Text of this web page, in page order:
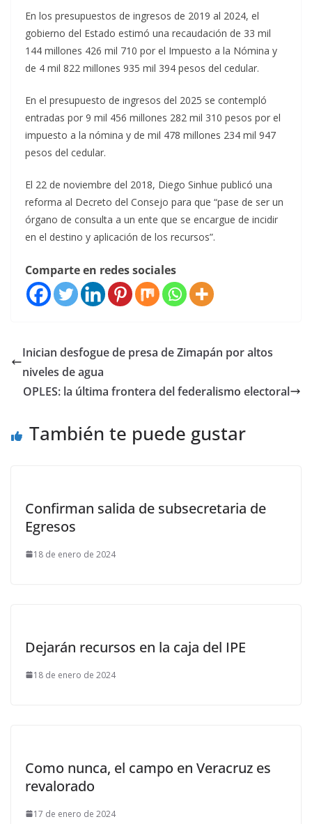
En los presupuestos de ingresos de 2019 al 2024, el
gobierno del Estado estimó una recaudación de 33 mil
144 millones 426 mil 710 por el Impuesto a la Nómina y
de 4 mil 822 millones 935 mil 394 pesos del cedular.
En el presupuesto de ingresos del 2025 se contempló
entradas por 9 mil 456 millones 282 mil 310 pesos por el
impuesto a la nómina y de mil 478 millones 234 mil 947
pesos del cedular.
El 22 de noviembre del 2018, Diego Sinhue publicó una
reforma al Decreto del Consejo para que “pase de ser un
órgano de consulta a un ente que se encargue de incidir
en el destino y aplicación de los recursos”.
Comparte en redes sociales
Inician desfogue de presa de Zimapán por altos
niveles de agua
OPLES: la última frontera del federalismo electoral
También te puede gustar
Confirman salida de subsecretaria de
Egresos
18 de enero de 2024
Dejarán recursos en la caja del IPE
18 de enero de 2024
Como nunca, el campo en Veracruz es
revalorado
17 de enero de 2024